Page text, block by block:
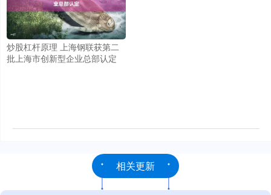
炒股杠杆原理 上海钢联获第二
批上海市创新型企业总部认定
相关更新